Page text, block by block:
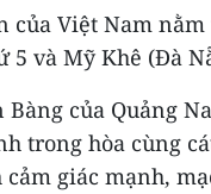
của Việt Nam
5 và Mỹ Khê (Đà
Bàng của Quảng
trong hòa cùng
cảm giác mạnh,